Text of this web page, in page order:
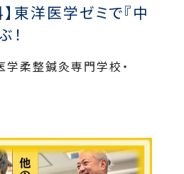
東洋医学ゼミで『中
！
学柔整鍼灸専門学校・